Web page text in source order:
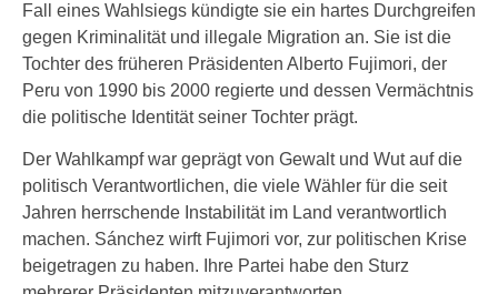
Fall eines Wahlsiegs kündigte sie ein hartes Durchgreifen
gegen Kriminalität und illegale Migration an. Sie ist die
Tochter des früheren Präsidenten Alberto Fujimori, der
Peru von 1990 bis 2000 regierte und dessen Vermächtnis
die politische Identität seiner Tochter prägt.
Der Wahlkampf war geprägt von Gewalt und Wut auf die
politisch Verantwortlichen, die viele Wähler für die seit
Jahren herrschende Instabilität im Land verantwortlich
machen. Sánchez wirft Fujimori vor, zur politischen Krise
beigetragen zu haben. Ihre Partei habe den Sturz